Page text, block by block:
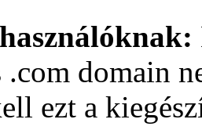
.com domain
ezt a